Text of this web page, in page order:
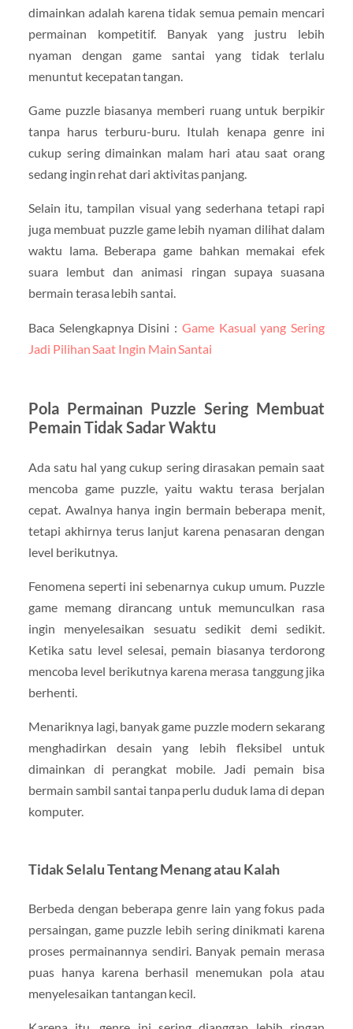
dimainkan adalah karena tidak semua pemain mencari
permainan kompetitif. Banyak yang justru lebih
nyaman dengan game santai yang tidak terlalu
menuntut kecepatan tangan.
Game puzzle biasanya memberi ruang untuk berpikir
tanpa harus terburu-buru. Itulah kenapa genre ini
cukup sering dimainkan malam hari atau saat orang
sedang ingin rehat dari aktivitas panjang.
Selain itu, tampilan visual yang sederhana tetapi rapi
juga membuat puzzle game lebih nyaman dilihat dalam
waktu lama. Beberapa game bahkan memakai efek
suara lembut dan animasi ringan supaya suasana
bermain terasa lebih santai.
Baca Selengkapnya Disini : Game Kasual yang Sering
Jadi Pilihan Saat Ingin Main Santai
Pola Permainan Puzzle Sering Membuat
Pemain Tidak Sadar Waktu
Ada satu hal yang cukup sering dirasakan pemain saat
mencoba game puzzle, yaitu waktu terasa berjalan
cepat. Awalnya hanya ingin bermain beberapa menit,
tetapi akhirnya terus lanjut karena penasaran dengan
level berikutnya.
Fenomena seperti ini sebenarnya cukup umum. Puzzle
game memang dirancang untuk memunculkan rasa
ingin menyelesaikan sesuatu sedikit demi sedikit.
Ketika satu level selesai, pemain biasanya terdorong
mencoba level berikutnya karena merasa tanggung jika
berhenti.
Menariknya lagi, banyak game puzzle modern sekarang
menghadirkan desain yang lebih fleksibel untuk
dimainkan di perangkat mobile. Jadi pemain bisa
bermain sambil santai tanpa perlu duduk lama di depan
komputer.
Tidak Selalu Tentang Menang atau Kalah
Berbeda dengan beberapa genre lain yang fokus pada
persaingan, game puzzle lebih sering dinikmati karena
proses permainannya sendiri. Banyak pemain merasa
puas hanya karena berhasil menemukan pola atau
menyelesaikan tantangan kecil.